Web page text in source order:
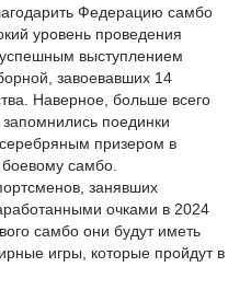
Федерацию самбо
уровень проведения
выступлением
завоевавших 14
Наверное, больше всего
поединки
призером в
боевому самбо.
занявших
очками в 2024
самбо они будут иметь
игры, которые пройдут в